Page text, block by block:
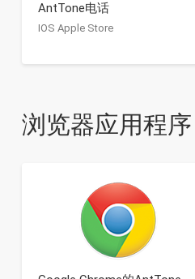
AntTone电话
IOS Apple Store
浏览器应用程序